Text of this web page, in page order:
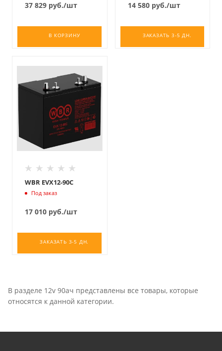
37 829 руб./шт
В КОРЗИНУ
14 580руб./шт
ЗАКАЗАТЬ 3-5 ДН.
WBR EVX12-90C
Под заказ
17 010 руб./шт
ЗАКАЗАТЬ 3-5 ДН.
В разделе 12v 90ач представлены все товары, которые
относятся к данной категории.